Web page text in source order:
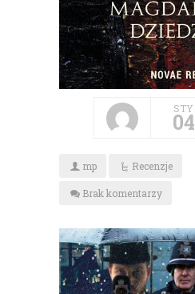
STY
04
mp Recenzje
Brak komentarzy